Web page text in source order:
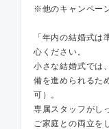
※他のキャンペー
「年内の結婚式
心ください。
小さな結婚式では
備を進められるた
可）。
専属スタッフがし
ご家庭との両立を